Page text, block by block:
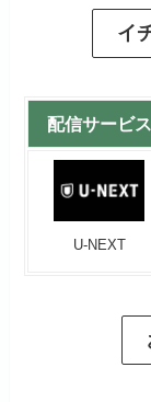
イ
配信サービス
U-NEXT